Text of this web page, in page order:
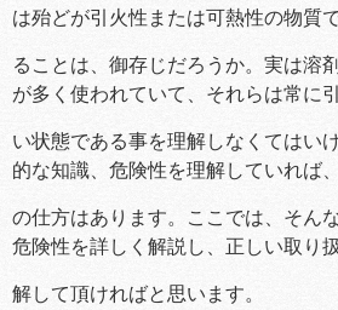
は殆どが引火性または可熱性の物質
ることは、御存じだろうか。実は溶
が多く使われていて、それらは常に
い状態である事を理解しなくてはい
的な知識、危険性を理解していれば
の仕方はあります。ここでは、そん
危険性を詳しく解説し、正しい取り
解して頂ければと思います。